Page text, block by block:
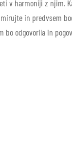
v harmoniji z njim.
in predvsem
bo odgovorila in